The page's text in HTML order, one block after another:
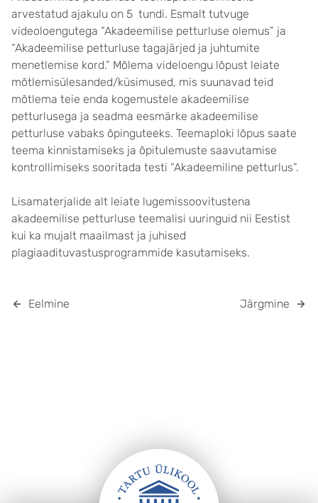
arvestatud ajakulu on 5 tundi. Esmalt tutvuge
videoloengutega “Akadeemilise petturluse olemus” ja
“Akadeemilise petturluse tagajärjed ja juhtumite
menetlemise kord.” Mõlema videloengu lõpust leiate
mõtlemisülesanded/küsimused, mis suunavad teid
mõtlema teie enda kogemustele akadeemilise
petturlusega ja seadma eesmärke akadeemilise
petturluse vabaks õpinguteeks. Teemaploki lõpus saate
teema kinnistamiseks ja õpitulemuste saavutamise
kontrollimiseks sooritada testi “Akadeemiline petturlus”.
Lisamaterjalide alt leiate lugemissoovitustena
akadeemilise petturluse teemalisi uuringuid nii Eestist
kui ka mujalt maailmast ja juhised
plagiaadituvastusprogrammide kasutamiseks.
Eelmine Järgmine